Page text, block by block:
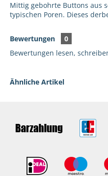
Mittig gebohrte Buttons aus
typischen Poren. Dieses
Bewertungen
0
Bewertungen lesen,
Ähnliche Artikel